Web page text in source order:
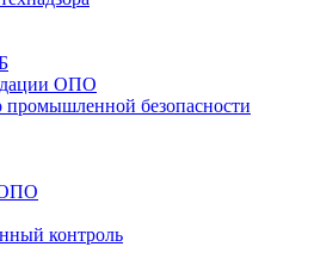
ОПО
промышленной безопасности
ОПО
контроль